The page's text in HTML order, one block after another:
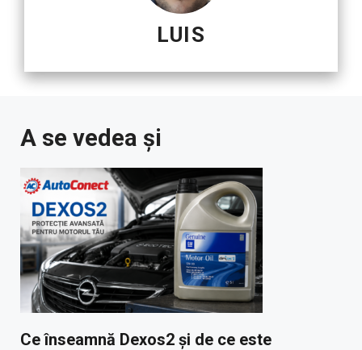
LUIS
A se vedea și
Ce înseamnă Dexos2 și de ce este